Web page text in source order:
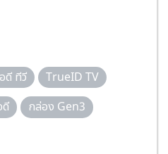
ดี ทีวี
TrueID TV
ดี
กล่อง Gen3